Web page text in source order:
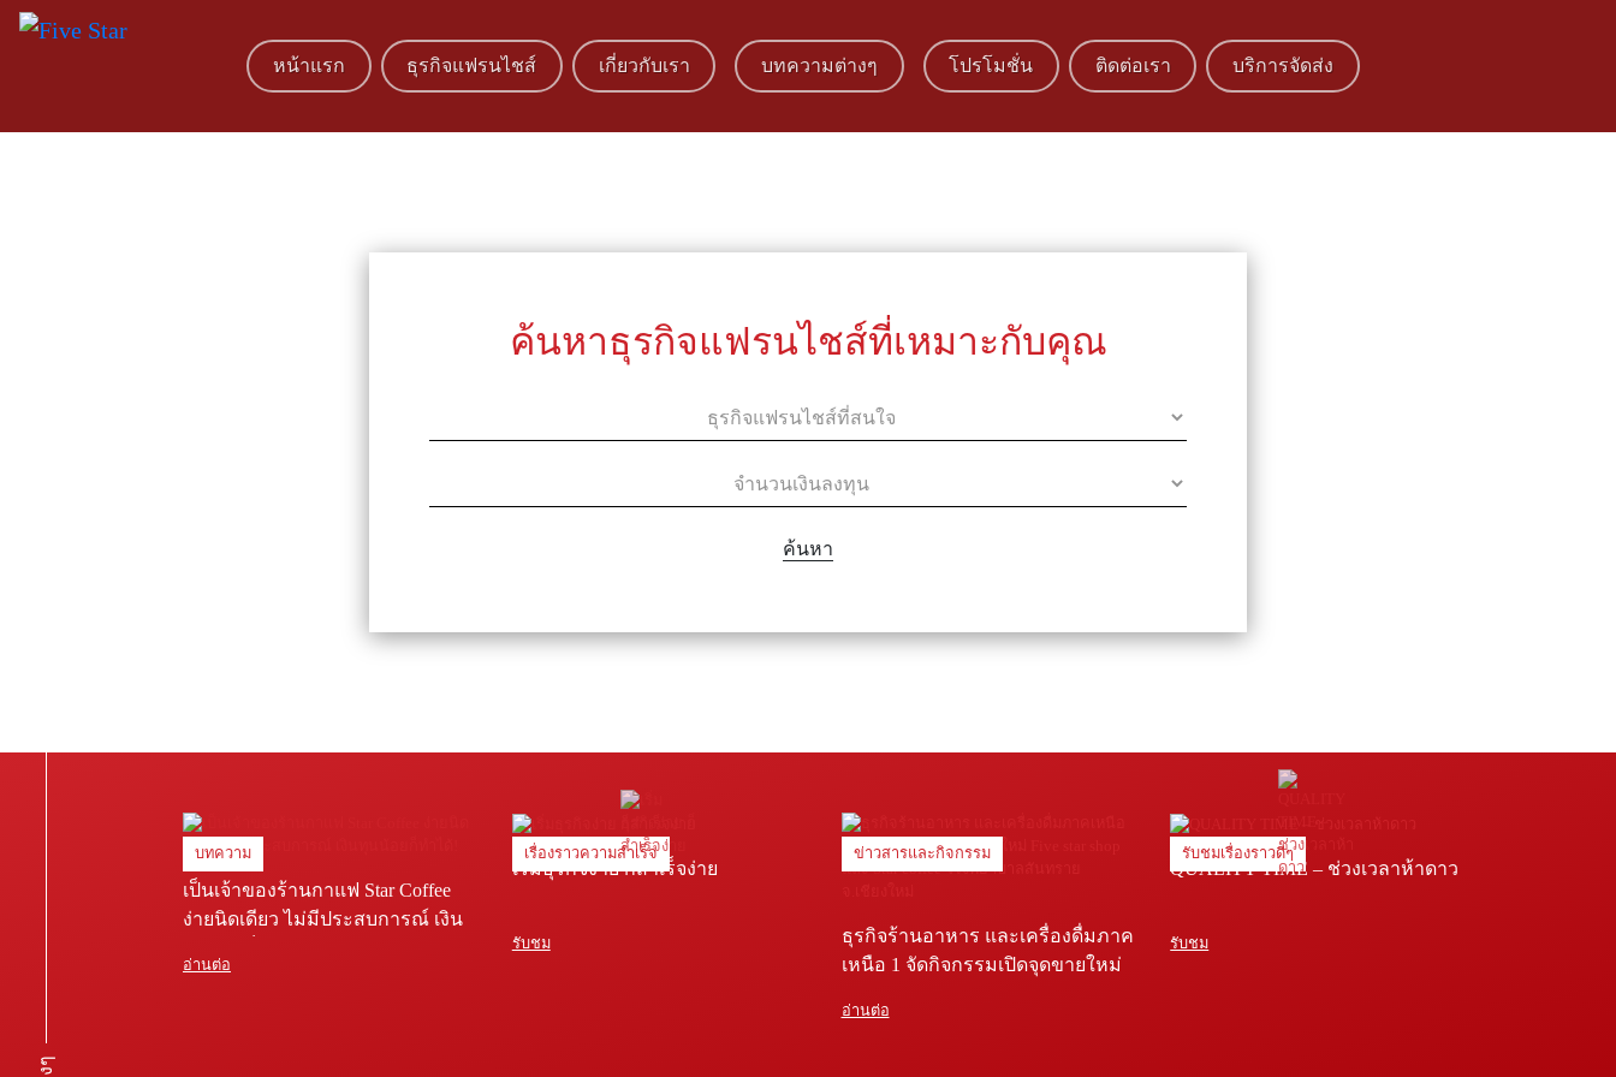
หน้าแรก ธุรกิจแฟรนไชส์ เกี่ยวกับเรา บทความต่างๆ โปรโมชั่น ติดต่อเรา บริการจัดส่ง
ค้นหาธุรกิจแฟรนไชส์ที่เหมาะกับคุณ
ค้นหา
บทความ
เป็นเจ้าของร้านกาแฟ Star Coffee
ง่ายนิดเดียว ไม่มีประสบการณ์ เงิน
อ่านต่อ
เรื่องราวความสำเร็จ
เริ่มธุรกิจง่าย ก็สำเร็จง่าย
รับชม
ข่าวสารและกิจกรรม
ธุรกิจร้านอาหาร และเครื่องดื่มภาค
เหนือ 1 จัดกิจกรรมเปิดจุดขายใหม่
พยาบาลสันทราย จ.เชียงใหม่
อ่านต่อ
รับชมเรื่องราวดีๆ
QUALITY TIME – ช่วงเวลาห้าดาว
รับชม